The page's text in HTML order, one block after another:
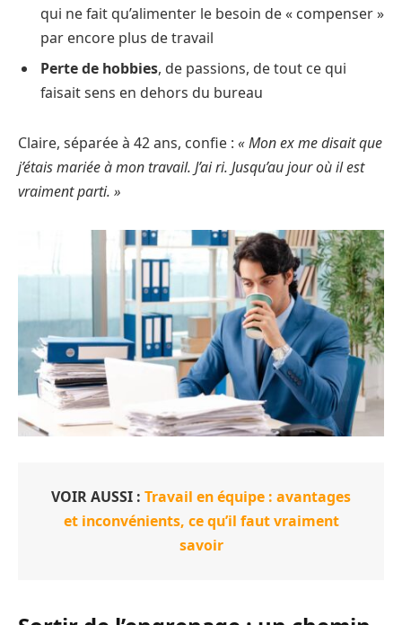
qui ne fait qu’alimenter le besoin de « compenser »
par encore plus de travail
Perte de hobbies, de passions, de tout ce qui
faisait sens en dehors du bureau
Claire, séparée à 42 ans, confie : « Mon ex me disait que
j’étais mariée à mon travail. J’ai ri. Jusqu’au jour où il est
vraiment parti. »
VOIR AUSSI : Travail en équipe : avantages
et inconvénients, ce qu’il faut vraiment
savoir